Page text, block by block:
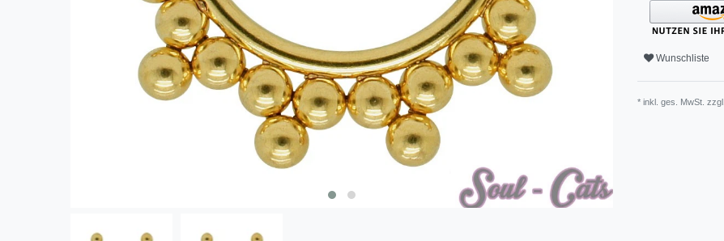
Wunschliste
* inkl. ges. MwSt. zzgl.